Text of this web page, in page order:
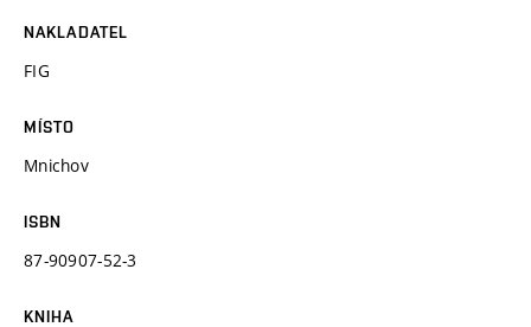
NAKLADATEL
FIG
MÍSTO
Mnichov
ISBN
87-90907-52-3
KNIHA